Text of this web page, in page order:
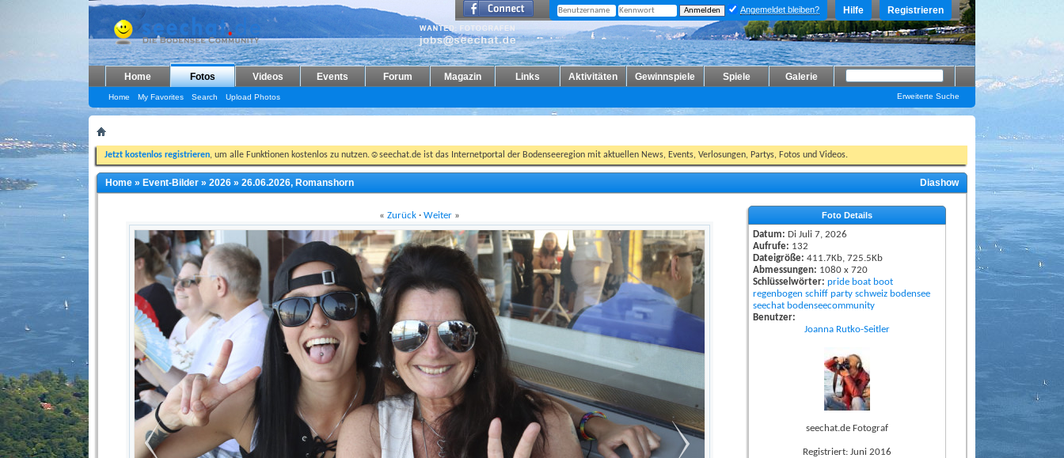
Registrieren
Hilfe
Angemeldet bleiben?
Home Fotos
Home My Favorites Search Upload Photos
Videos Events Forum Magazin Links Aktivitäten Gewinnspiele Spiele Galerie
Erweiterte Suche
Jetzt kostenlos registrieren, um alle Funktionen kostenlos zu nutzen.☺seechat.de ist das Internetportal der Bodenseeregion mit aktuellen News, Events, Verlosungen, Partys, Fotos und Videos.
Home » Event-Bilder » 2026 » 26.06.2026, Romanshorn Diashow
« Zurück· Weiter» Foto Details
Datum: Di Juli 7, 2026
Aufrufe: 132
Dateigröße: 411.7Kb, 725.5Kb
Abmessungen: 1080 x 720
Schlüsselwörter: pride boat boot
regenbogen schiff party schweiz bodensee
seechat bodenseecommunity
Benutzer:
Joanna Rutko-Seitler
seechat.de Fotograf
Registriert: Juni 2016